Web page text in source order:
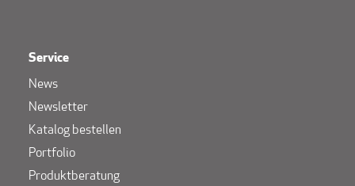
Service
News
Newsletter
Katalog bestellen
Portfolio
Produktberatung